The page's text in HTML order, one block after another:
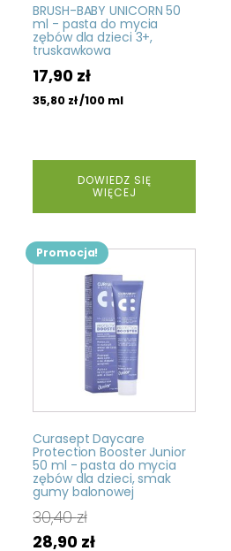
BRUSH-BABY UNICORN 50
ml - pasta do mycia
zębów dla dzieci 3+,
truskawkowa
17,90 zł
35,80 zł/100 ml
DOWIEDZ SIĘ
WIĘCEJ
Promocja!
Curasept Daycare
Protection Booster Junior
50 ml - pasta do mycia
zębów dla dzieci, smak
gumy balonowej
30,40zł
Pierwotna
28,90 złAktualna